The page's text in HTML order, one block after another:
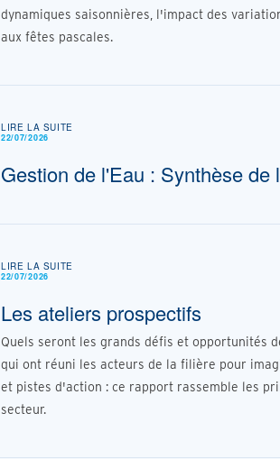
dynamiques saisonnières, l'impact des
aux fêtes pascales.
LIRE LA SUITE
22/07/2026
Gestion de l'Eau : Synthèse
LIRE LA SUITE
22/07/2026
Les ateliers prospectifs
Quels seront les grands défis et opportunités
qui ont réuni les acteurs de la filière pour
et pistes d'action : ce rapport rassemble les
secteur.